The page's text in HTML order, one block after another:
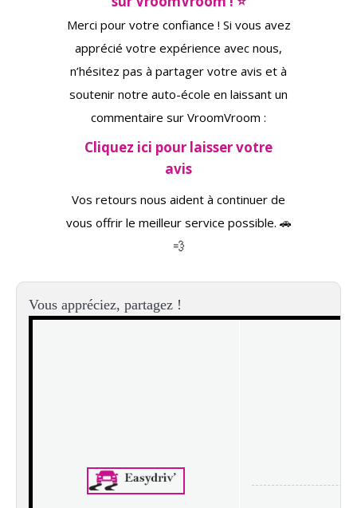
Merci pour votre confiance ! Si vous avez
apprécié votre expérience avec nous,
n’hésitez pas à partager votre avis et à
soutenir notre auto-école en laissant un
commentaire sur VroomVroom :
Cliquez ici pour laisser votre
avis
Vos retours nous aident à continuer de
vous offrir le meilleur service possible. 🚗
💨
Vous appréciez, partagez !